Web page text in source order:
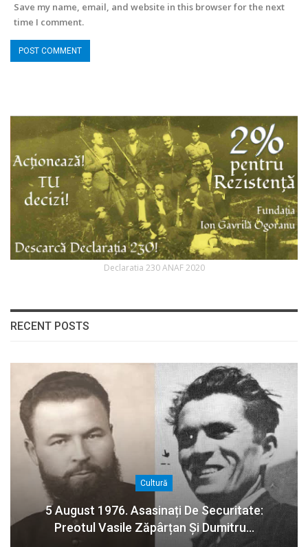
Save my name, email, and website in this browser for the next
time I comment.
Declaratia 230 ANAF 2020
RECENT POSTS
Cultură
5 August 1976. Asasinați De Securitate:
Preotul Vasile Zăpârțan Și Dumitru…